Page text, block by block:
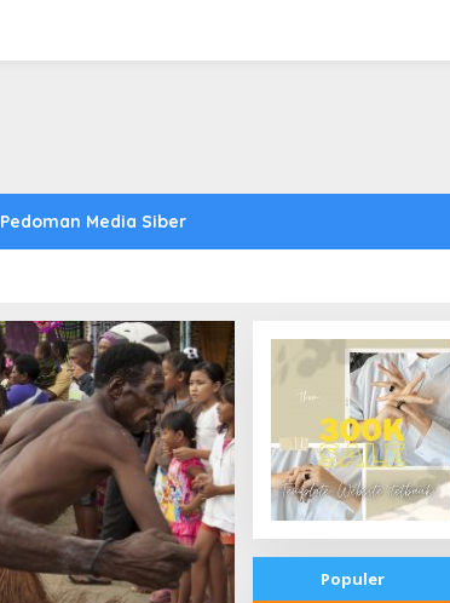
Pedoman Media Siber
Populer